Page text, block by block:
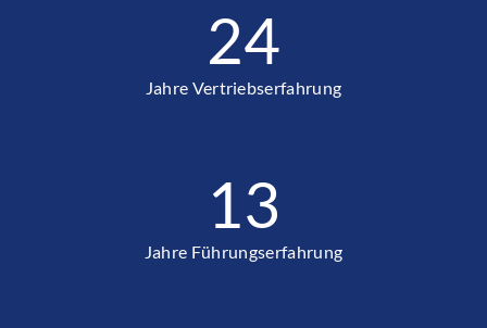
24
Jahre Vertriebserfahrung
13
Jahre Führungserfahrung